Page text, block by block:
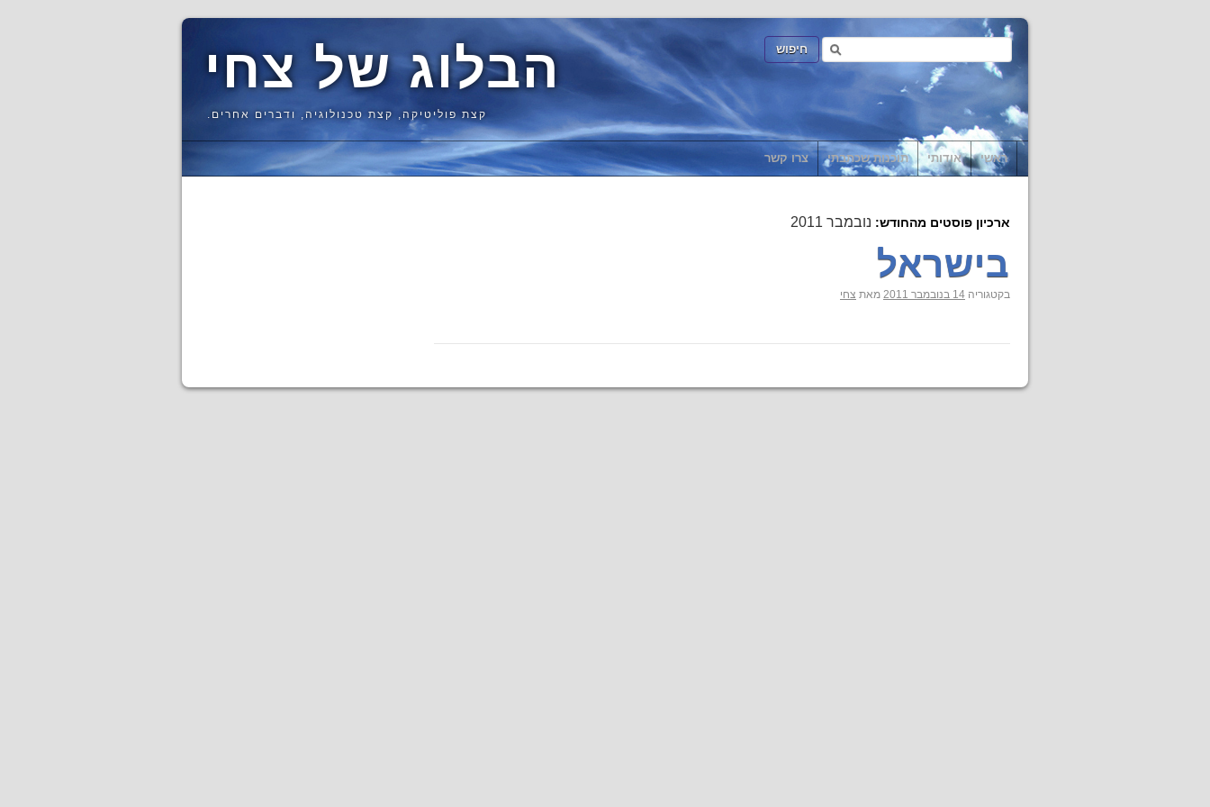
הבלוג של צחי
קצת פוליטיקה, קצת טכנולוגיה, ודברים אחרים.
ראשי אודותי תוכנות שכתבתי צרו קשר
ארכיון פוסטים מהחודש: נובמבר 2011
בישראל
בקטגוריה 14 בנובמבר 2011 מאת צחי